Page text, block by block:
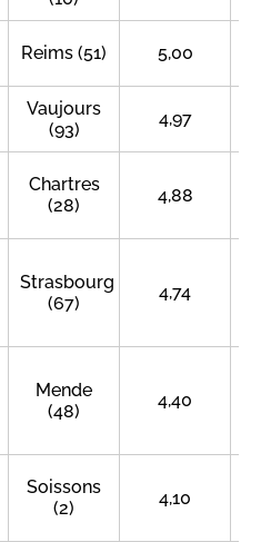
Reims (51) 5,00
Vaujours
(93)
4,97
Chartres
(28)
4,88
Strasbourg
(67)
4,74
Mende
(48)
4,40
Soissons
(2)
4,10